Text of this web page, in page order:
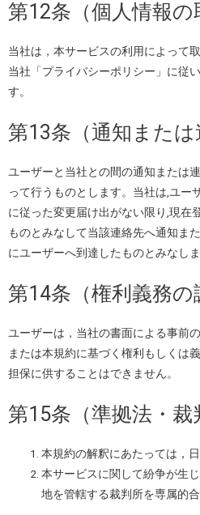
第12条（個人情報の
当社は，本サービスの利用によって
当社「プライバシーポリシー」に従
す。
第13条（通知または
ユーザーと当社との間の通知または
って行うものとします。当社は,ユー
に従った変更届け出がない限り,現在
ものとみなして当該連絡先へ通知ま
にユーザーへ到達したものとみなしま
第14条（権利義務の
ユーザーは，当社の書面による事前
または本規約に基づく権利もしくは
担保に供することはできません。
第15条（準拠法・裁
本規約の解釈にあたっては，
本サービスに関して紛争が生
地を管轄する裁判所を専属的合